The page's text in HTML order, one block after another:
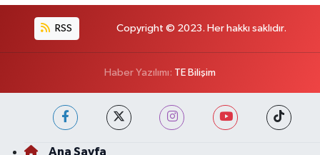
RSS Copyright © 2023. Her hakkı saklıdır.
Haber Yazılımı: TE Bilişim
Ana Sayfa